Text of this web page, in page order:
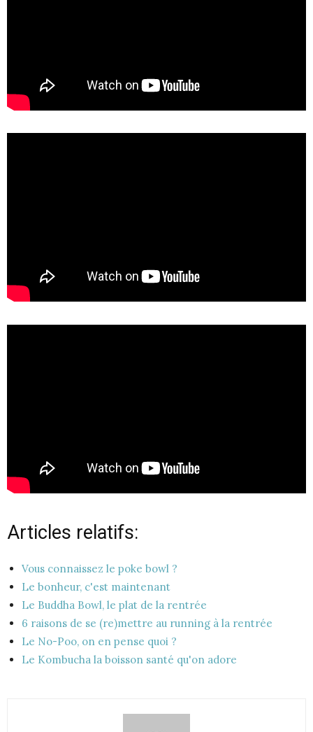
Articles relatifs:
Vous connaissez le poke bowl ?
Le bonheur, c'est maintenant
Le Buddha Bowl, le plat de la rentrée
6 raisons de se (re)mettre au running à la rentrée
Le No-Poo, on en pense quoi ?
Le Kombucha la boisson santé qu'on adore